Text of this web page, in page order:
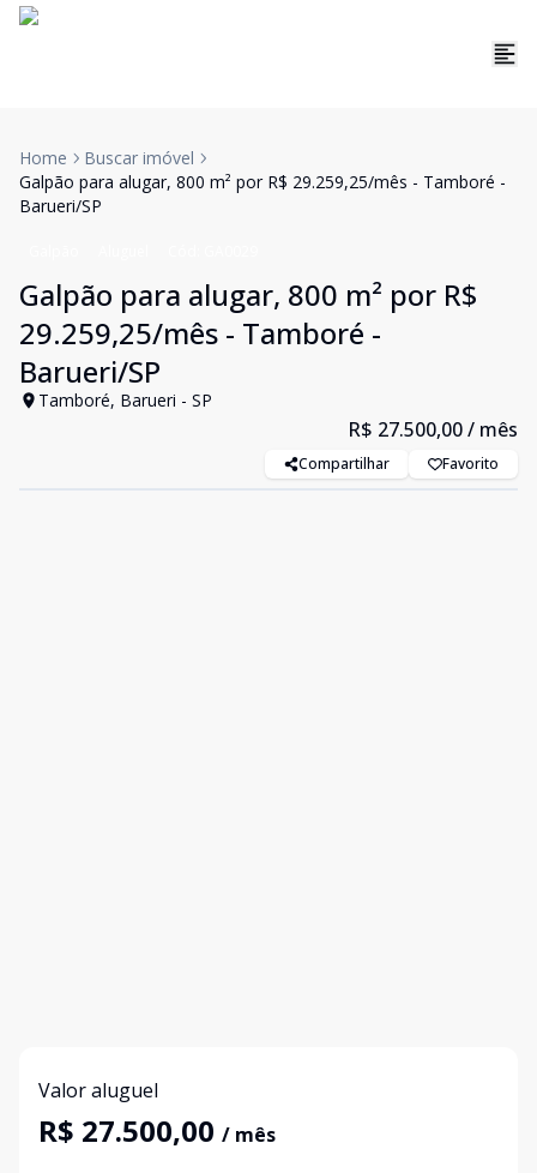
Home
Buscar imóvel
Galpão para alugar, 800 m² por R$ 29.259,25/mês - Tamboré -
Barueri/SP
Galpão para alugar, 800 m² por R$
29.259,25/mês - Tamboré -
Barueri/SP
Tamboré, Barueri - SP
R$ 27.500,00/ mês
Compartilhar Favorito
Valor aluguel
R$ 27.500,00 / mês